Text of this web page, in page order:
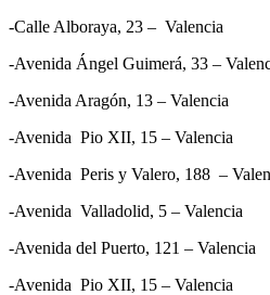
-Calle Alboraya, 23 – Valencia
-Avenida Ángel Guimerá, 33 –
-Avenida Aragón, 13 – Valencia
-Avenida Pio XII, 15 – Valencia
-Avenida Peris y Valero, 188 –
-Avenida Valladolid, 5 – Valencia
-Avenida del Puerto, 121 – Valencia
-Avenida Pio XII, 15 – Valencia